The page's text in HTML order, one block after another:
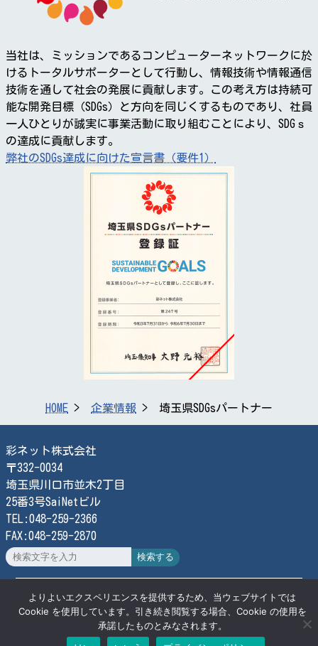
当社は、ミッションであるコンピューターネットワークに於
けるトータルサポーターとして行動し、情報技術や情報通信
技術を通して社会の発展に貢献します。この考え方は持続可
能な開発目標（SDGs）と方向を同じくするものであり、社員
一人ひとりが誠実に事業活動に取り組むことにより、SDGｓ
の達成に貢献します。
弊社のSDGs達成に向けた宣言書（要件1）
HOME 企業情報 埼玉県SDGsパートナー
彩ネット株式会社
〒332-0034
埼玉県川口市並木2丁目
25番3号SaiNetビル
TEL:048-259-2366
FAX:048-259-2870
検索する
© SaiNet Corporation
お問合せ プライバシーポリシー
よりよいエクスペリエンスを提供するため、当ウェブサイトでは
Cookie を使用しています。引き続き閲覧する場合、Cookie の使用を
承諾したものとみなされます。